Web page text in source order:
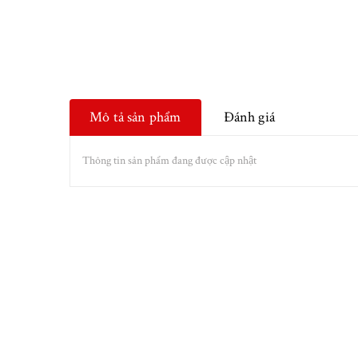
Mô tả sản phẩm Đánh giá
Thông tin sản phẩm đang được cập nhật